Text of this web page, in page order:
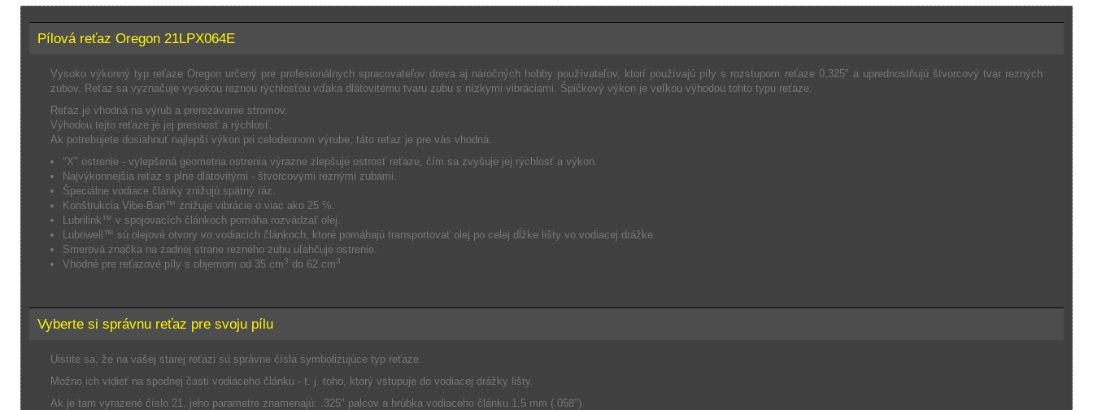
Pílová reťaz Oregon 21LPX064E
Vysoko výkonný typ reťaze Oregon určený pre profesionálnych spracovateľov dreva aj náročných hobby používateľov, ktorí používajú píly s rozstupom reťaze 0,325" a uprednostňujú štvorcový tvar rezných
zubov. Reťaz sa vyznačuje vysokou reznou rýchlosťou vďaka dlátovitému tvaru zubu s nízkymi vibráciami. Špičkový výkon je veľkou výhodou tohto typu reťaze.
Reťaz je vhodná na výrub a prerezávanie stromov.
Výhodou tejto reťaze je jej presnosť a rýchlosť.
Ak potrebujete dosiahnuť najlepší výkon pri celodennom výrube, táto reťaz je pre vás vhodná.
"X" ostrenie - vylepšená geometria ostrenia výrazne zlepšuje ostrosť reťaze, čím sa zvyšuje jej rýchlosť a výkon.
Najvýkonnejšia reťaz s plne dlátovitými - štvorcovými reznými zubami.
Špeciálne vodiace články znižujú spätný ráz.
Konštrukcia Vibe-Ban™ znižuje vibrácie o viac ako 25 %.
Lubrilink™ v spojovacích článkoch pomáha rozvádzať olej.
Lubriwell™ sú olejové otvory vo vodiacich článkoch, ktoré pomáhajú transportovať olej po celej dĺžke lišty vo vodiacej drážke.
Smerová značka na zadnej strane rezného zubu uľahčuje ostrenie.
Vhodné pre reťazové píly s objemom od 35 cm3 do 62 cm3
Vyberte si správnu reťaz pre svoju pílu
Uistite sa, že na vašej starej reťazi sú správne čísla symbolizujúce typ reťaze.
Možno ich vidieť na spodnej časti vodiaceho článku - t. j. toho, ktorý vstupuje do vodiacej drážky lišty.
Ak je tam vyrazené číslo 21, jeho parametre znamenajú: .325" palcov a hrúbka vodiaceho článku 1,5 mm (.058").